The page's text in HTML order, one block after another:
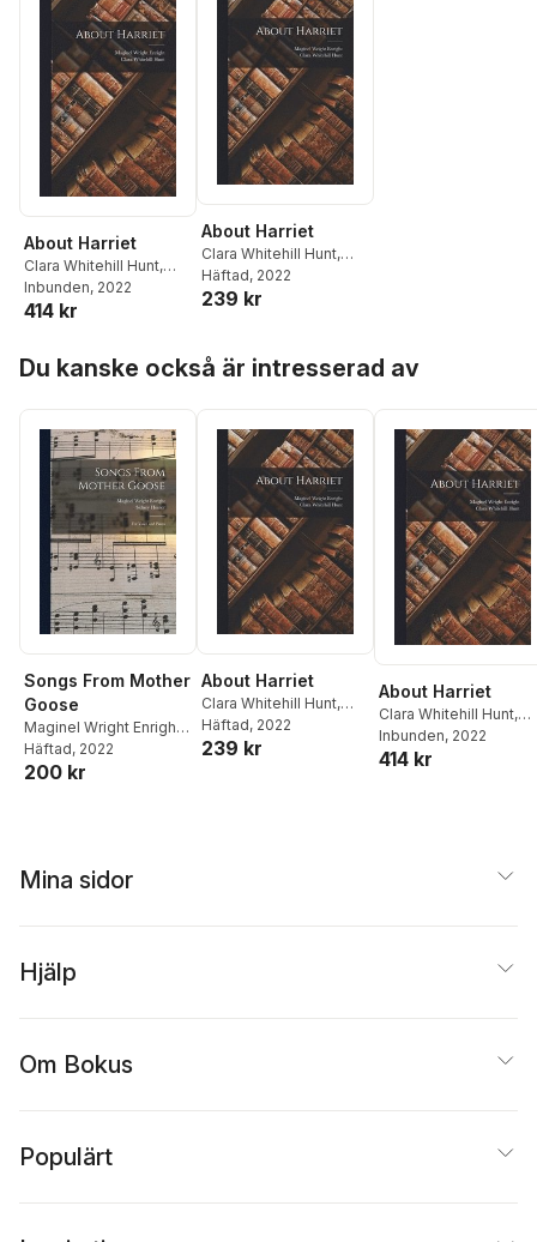
About Harriet
Clara Whitehill Hunt,
Maginel Wright Enright
Inbunden, 2022
414 kr
About Harriet
Clara Whitehill Hunt,
Maginel Wright Enright
Häftad, 2022
239 kr
Du kanske också är intresserad av
Songs From Mother
Goose
Maginel Wright Enright ,
Sidney Homer
Häftad, 2022
200 kr
About Harriet
Clara Whitehill Hunt,
Maginel Wright Enright
Häftad, 2022
239 kr
About Harriet
Clara Whitehill Hunt,
Maginel Wright Enright
Inbunden, 2022
414 kr
Mina sidor
Hjälp
Om Bokus
Populärt